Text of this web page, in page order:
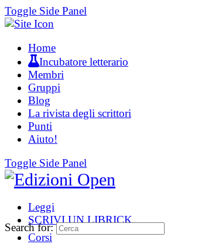
Toggle Side Panel
Home
Incubatore letterario
Membri
Gruppi
Blog
La rivista degli scrittori
Punti
Aiuto!
Toggle Side Panel
Leggi
SCRIVI UN LIBRICK
Corsi
Search for: